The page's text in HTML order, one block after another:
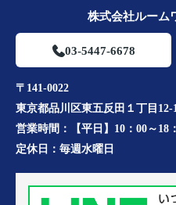
株式会社ルー
03-5447-6678
〒141-0022
東京都品川区東五反田１丁目12-
営業時間：
【平日】10：00～
定休日： 毎週水曜日